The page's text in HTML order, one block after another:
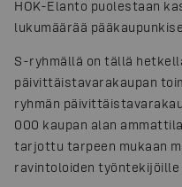
HOK-Elanto puolestaan
lukumäärää
S-ryhmällä on tällä
päivittäistavarakaupan
ryhmän
000 kaupan alan
tarjottu tarpeen mukaan
ravintoloiden